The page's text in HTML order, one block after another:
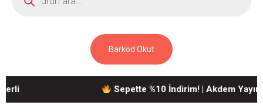
Barkod Okut
Sepette %10 İndirim! | Akdem